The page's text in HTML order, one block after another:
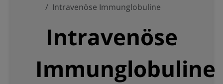
Intravenöse Immunglobuline
Intravenöse
Immunglobuline